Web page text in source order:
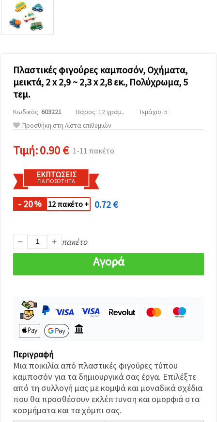
επισκεψιμότητα
και να
προβάλλουμε
πιο σχετικό
περιεχόμενο
άλλων με
τη βοήθεια
συνεργατών
μας για
Μπορείτε
συμφωνήσετε
cookies
κάνοντας
ιστότοπο!
προτιμήσεις
σας στις
ρυθμίσεις
επιλέγοντας
κλικ στο
Αποθήκευση.
ιστότοπο!
Πλαστικές φιγούρες καμποσόν, Οχήματα,
μεικτά, 2 x 2,9 ~ 2,3 x 2,8 εκ., Πολύχρωμα, 5
τεμ.
Κωδικός: 603221 Βάρος: 12 γραμ..
Τεμάχιο: 5
Προσθήκη στη Λίστα επιθυμιών
Τιμή:0.90 € 1-11 πακέτο
ΕΚΠΤΏΣΕΙΣ
ΓΙΑ ΠΟΣΌΤΗΤΑ
- 20% 12 πακέτο + 0.72 €
πακέτο
Αγορά
Περιγραφή
Μια ποικιλία από πλαστικές φιγούρες τύπου
καμποσόν για τα δημιουργικά σας έργα. Επιλέξτε
από τη συλλογή μας με κομψά και μοναδικά σχέδια
που θα προσθέσουν εκλέπτυνση και ομορφιά στα
κοσμήματα και τα χόμπι σας.